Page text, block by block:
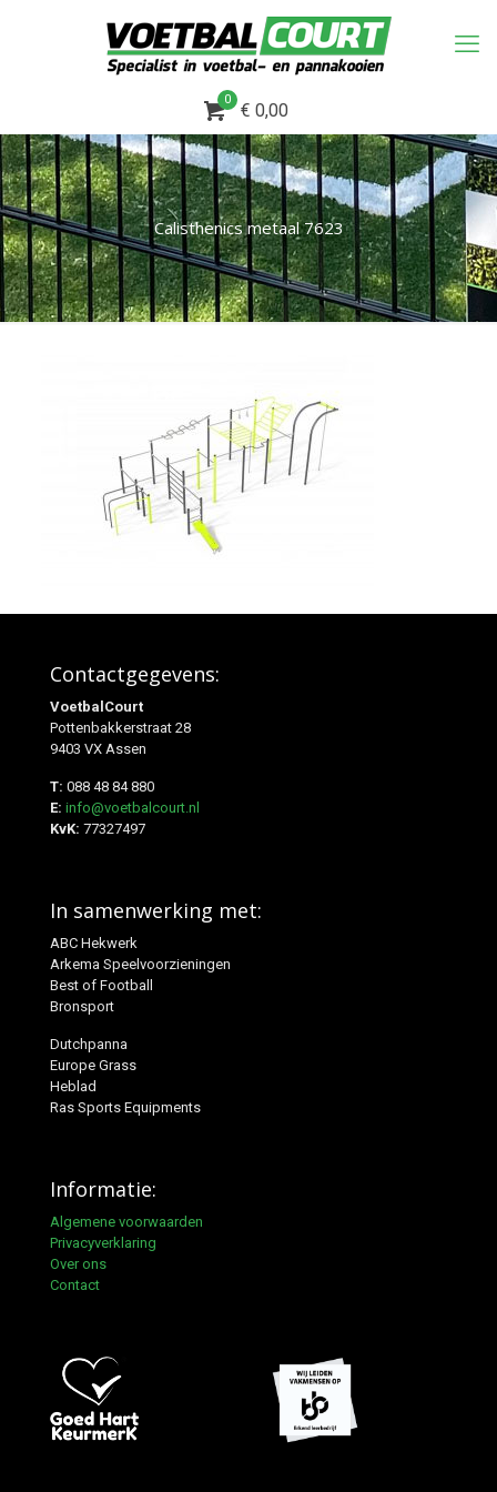
0
€ 0,00
Calisthenics metaal 7623
Contactgegevens:
VoetbalCourt
Pottenbakkerstraat 28
9403 VX Assen
T: 088 48 84 880
E: info@voetbalcourt.nl
KvK: 77327497
In samenwerking met:
ABC Hekwerk
Arkema Speelvoorzieningen
Best of Football
Bronsport
Dutchpanna
Europe Grass
Heblad
Ras Sports Equipments
Informatie:
Algemene voorwaarden
Privacyverklaring
Over ons
Contact